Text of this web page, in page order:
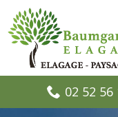
02 52 56